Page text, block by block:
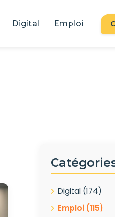
Digital Emploi
Digital (174)
Emploi (115)